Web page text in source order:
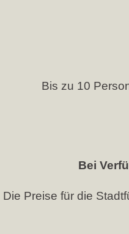
Bis zu 10
Bei
Die Preise für die